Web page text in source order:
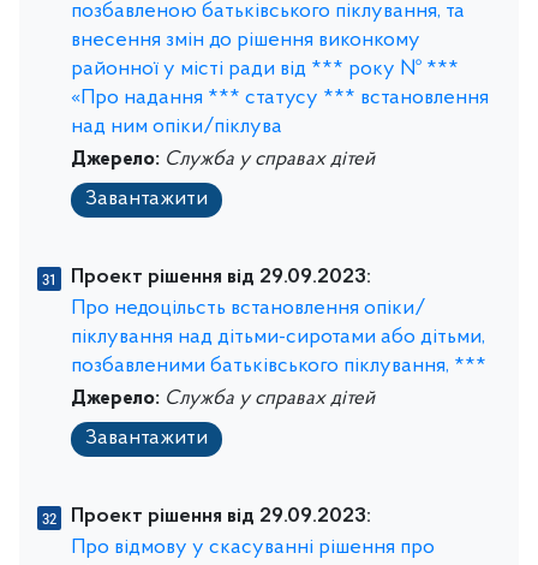
позбавленою батьківського піклування, та
внесення змін до рішення виконкому
районної у місті ради від *** року № ***
«Про надання *** статусу *** встановлення
над ним опіки/піклува
Джерело: Служба у справах дітей
Завантажити
Проект рішення від 29.09.2023:
Про недоцільсть встановлення опіки/
піклування над дітьми-сиротами або дітьми,
позбавленими батьківського піклування, ***
Джерело: Служба у справах дітей
Завантажити
Проект рішення від 29.09.2023:
Про відмову у скасуванні рішення про